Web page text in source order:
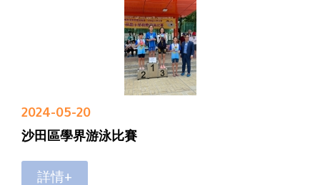
2024-05-20
沙田區學界游泳比賽
詳情+